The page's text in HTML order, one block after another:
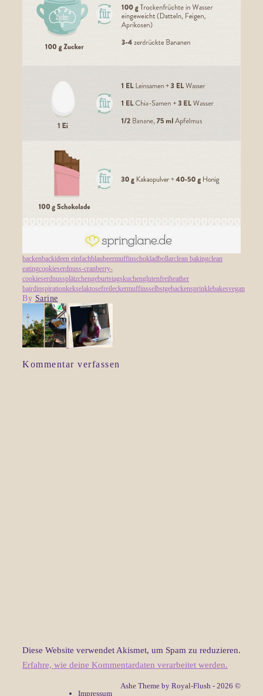
backenbackideen einfachblaubeermuffinschokladbollarclean bakingclean
eatingcookieserdnuss-cranberry-
cookieserdnussplätzchengeburtstagskuchenglutenfreiheather
bairdinspirationkekselaktosefreileckermuffinsselbstgebackensprinklebakesvegan
By Sarine
Kommentar verfassen
Diese Website verwendet Akismet, um Spam zu reduzieren.
Erfahre, wie deine Kommentardaten verarbeitet werden.
Ashe Theme by Royal-Flush - 2026 ©
Impressum